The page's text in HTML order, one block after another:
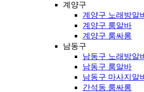
계양구
계양구 노래방알
계양구 룸알바
계양구 룸싸롱
남동구
남동구 노래방알
남동구 룸알바
남동구 마사지알
간석동 룸싸롱